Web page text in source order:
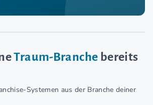
Traum-Branche bereits
Systemen aus der Branche deiner